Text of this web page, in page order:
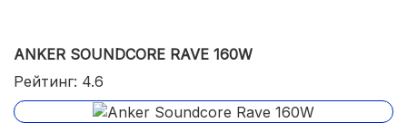
ANKER SOUNDCORE RAVE 160W
Рейтинг: 4.6